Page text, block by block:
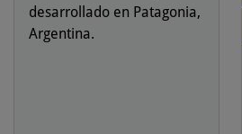
desarrollado en Patagonia,
Argentina.